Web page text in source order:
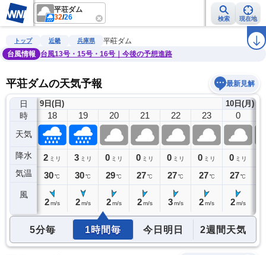
平荘ダム
32/26 検索 現在地
雨雲レーダー 台風情報 地震情報 ラ
トップ 近畿 兵庫県
平荘ダム
台風情報
台風13号・15号・16号｜今後の予想進路
平荘ダムの天気予報 最新見解
日
時
天気
降水
気温
風
9日(日)
17
0ミリ
31℃
18
2 ミリ
30℃
2 m/s
19
3 ミリ
30℃
2 m/s
20
0 ミリ
29℃
2 m/s
21
0 ミリ
27℃
2 m/s
22
0 ミリ
27℃
3 m/s
23
0 ミリ
27 ℃
2m/s
10日(月)
0
0 ミリ
27℃
2 m/s
5分毎 1時間毎 今日明日 2週間天気